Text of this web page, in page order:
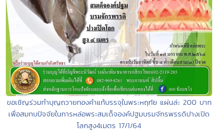
ขอเชิญร่วมทำบุญถวายทองคำแท้บรรจุในพระหฤทัย แผ่นล่ะ 200 บาท
เพื่อสมทบปัจจัยในการหล่อพระสมเด็จองค์ปฐมบรมจักรพรรดิปางเปิด
โลกสูง4เมตร 17/1/64